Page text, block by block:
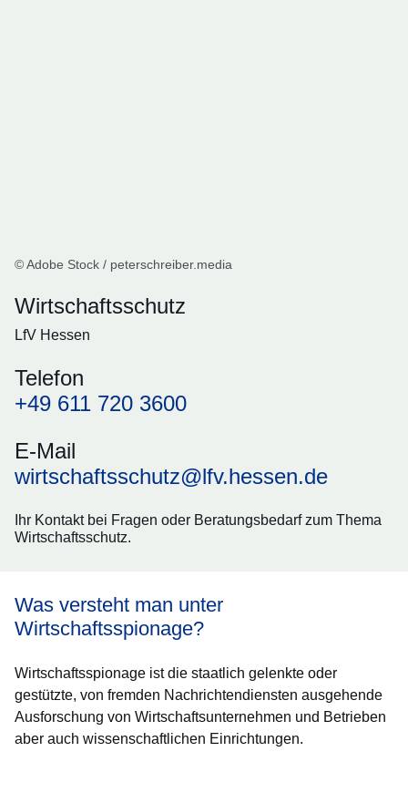
© Adobe Stock / peterschreiber.media
Wirtschaftsschutz
LfV Hessen
Telefon
+49 611 720 3600
E-Mail
wirtschaftsschutz@lfv.hessen.de
Ihr Kontakt bei Fragen oder Beratungsbedarf zum Thema
Wirtschaftsschutz.
Was versteht man unter
Wirtschaftsspionage?
Wirtschaftsspionage ist die staatlich gelenkte oder
gestützte, von fremden Nachrichtendiensten ausgehende
Ausforschung von Wirtschaftsunternehmen und Betrieben
aber auch wissenschaftlichen Einrichtungen.